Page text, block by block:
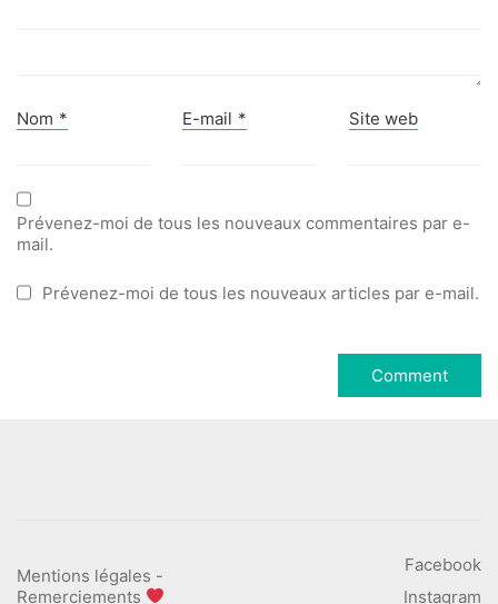
Nom * E-mail * Site web
Prévenez-moi de tous les nouveaux commentaires par e-
mail.
Prévenez-moi de tous les nouveaux articles par e-mail.
Facebook
Instagram
Mentions légales -
Remerciements